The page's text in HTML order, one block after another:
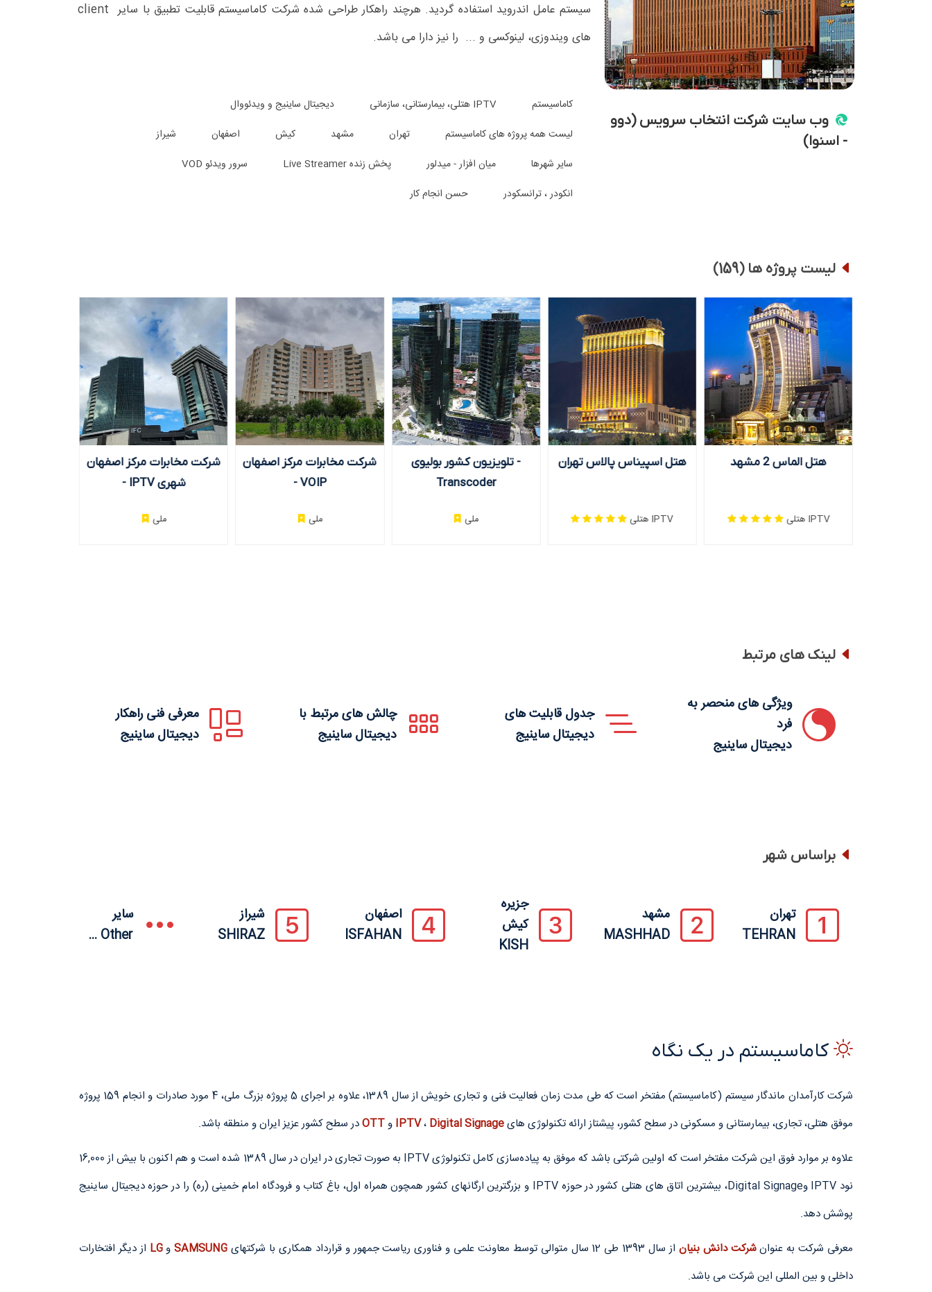
وب سایت شرکت انتخاب سرویس (دوو
- اسنوا)
سیستم عامل اندروید استفاده گردید. هرچند راهکار طراحی شده شرکت کاماسیستم قابلیت تطبیق با سایر client
های ویندوزی، لینوکسی و ... را نیز دارا می باشد.
کاماسیستم IPTV هتلی، بیمارستانی، سازمانی
دیجیتال ساینیج و ویدئووال
لیست همه پروژه های کاماسیستم
تهران مشهد کیش اصفهان
شیراز
سایر شهرها
میان افزار - میدلور پخش زنده Live Streamer
سرور ویدئو VOD
انکودر ، ترانسکودر
حسن انجام کار
لیست پروژه ها (159
)
شرکت مخابرات مرکز اصفهان
- IPTV شهری
ملی
شرکت مخابرات مرکز اصفهان
- VOIP
ملی
تلویزیون کشور بولیوی -
Transcoder
ملی
هتل اسپیناس پالاس تهران
IPTV هتلی
هتل الماس 2 مشهد
IPTV هتلی
لینک های مرتبط
معرفی فنی راهکار
دیجیتال ساینیج
چالش های مرتبط با
دیجیتال ساینیج
جدول قابلیت های
دیجیتال ساینیج
ویژگی های منحصر به
فرد
دیجیتال ساینیج
براساس شهر
سایر
Other ...
شیراز
SHIRAZ
اصفهان
ISFAHAN
جزیره
کیش
KISH
مشهد
MASHHAD
تهران
TEHRAN
کاماسیستم در یک نگاه
شرکت کارآمدان ماندگار سیستم (کاما‌سیستم) مفتخر است که طی مدت زمان فعالیت فنی و تجاری خویش از سال 1389، علاوه بر اجرای 5 پروژه بزرگ ملی، 4 مورد صادرات و انجام 159 پروژه
موفق هتلی، تجاری، بیمارستانی و مسکونی در سطح کشور، پیشتاز ارائه تکنولوژی های
IPTV، Digital Signage و OTTدر سطح کشور عزیز ایران و منطقه باشد.
علاوه بر موارد فوق این شرکت مفتخر است که اولین شرکتی باشد که موفق به پیاده‌سازی کامل تکنولوژی IPTV به صورت تجاری در ایران در سال 1389 شده‌ است و هم اکنون با بیش از 16,000
نود IPTV وDigital Signage، بیشترین اتاق های هتلی کشور در حوزه IPTV و بزرگترین ارگانهای کشور همچون همراه اول، باغ کتاب و فرودگاه امام خمینی (ره) را در حوزه دیجیتال ساینیج
پوشش دهد.
معرفی شرکت به عنوانشرکت دانش بنیان از سال 1393 طی 12 سال متوالی توسط معاونت علمی و فناوری ریاست جمهور و قرارداد همکاری با شرکتهای SAMSUNG وLG از دیگر افتخارات
داخلی و بین المللی این شرکت می باشد.